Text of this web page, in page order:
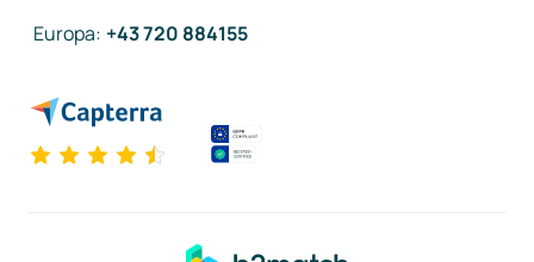
Europa: +43 720 884155